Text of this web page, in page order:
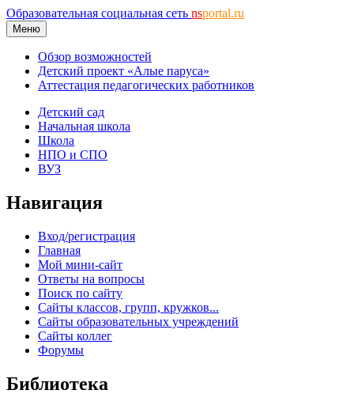
Образовательная социальная сеть nsportal.ru
Меню
Обзор возможностей
Детский проект «Алые паруса»
Аттестация педагогических работников
Детский сад
Начальная школа
Школа
НПО и СПО
ВУЗ
Навигация
Вход/регистрация
Главная
Мой мини-сайт
Ответы на вопросы
Поиск по сайту
Сайты классов, групп, кружков...
Сайты образовательных учреждений
Сайты коллег
Форумы
Библиотека